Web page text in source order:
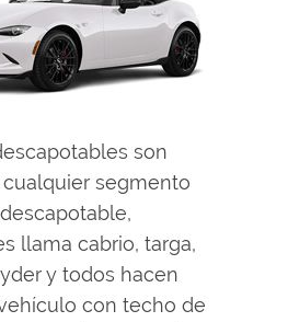
son
segmento
llama cabrio, targa,
y todos hacen
con techo de